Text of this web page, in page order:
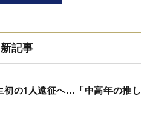
記事
の1人遠征へ…「中高年の推し